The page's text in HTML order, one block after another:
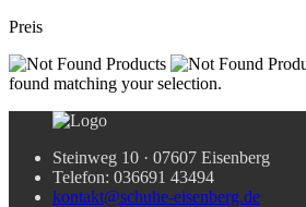
Preis
found matching your selection.
Steinweg 10 · 07607 Eisenberg
Telefon: 036691 43494
kontakt@schuhe-eisenberg.de